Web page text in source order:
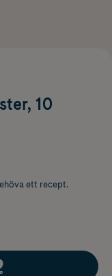
10
ett recept.